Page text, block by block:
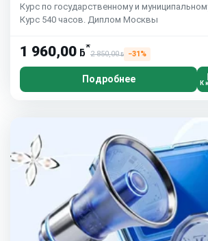
Курс по государственному и
Курс 540 часов. Диплом Москвы
1 960,00 ƃ*
2 850,00ƃ −31%
Подробнее К